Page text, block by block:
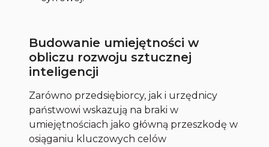
Budowanie umiejętności w
obliczu rozwoju sztucznej
inteligencji
Zarówno przedsiębiorcy, jak i urzędnicy
państwowi wskazują na braki w
umiejętnościach jako główną przeszkodę w
osiąganiu kluczowych celów